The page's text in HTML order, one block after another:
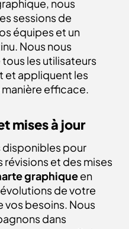
nous
sessions de
équipes et un
Nous nous
tous les utilisateurs
et appliquent les
efficace.
mises à jour
disponibles pour
et des mises
graphiqueen
de votre
vos besoins. Nous
dans